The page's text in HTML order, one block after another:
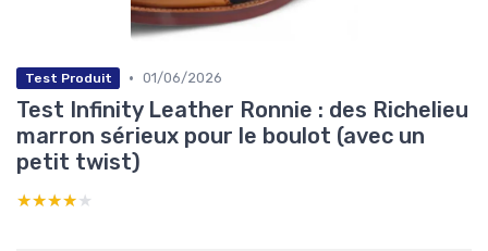
Test Produit • 01/06/2026
Test Infinity Leather Ronnie : des Richelieu
marron sérieux pour le boulot (avec un
petit twist)
★★★★★
★★★★★